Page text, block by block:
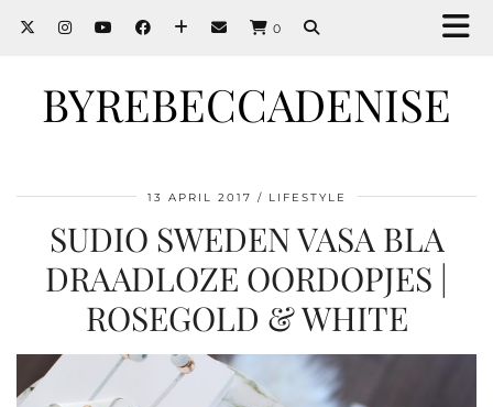
0
BYREBECCADENISE
13 APRIL 2017 LIFESTYLE
SUDIO SWEDEN VASA BLA
DRAADLOZE OORDOPJES |
ROSEGOLD & WHITE